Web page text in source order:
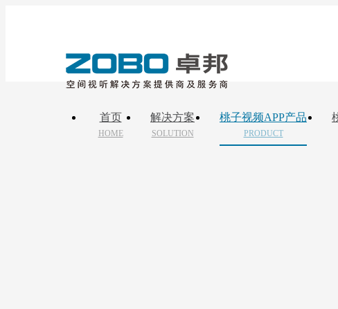
首页
HOME
解决方案
SOLUTION
桃子视频APP产品
PRODUCT